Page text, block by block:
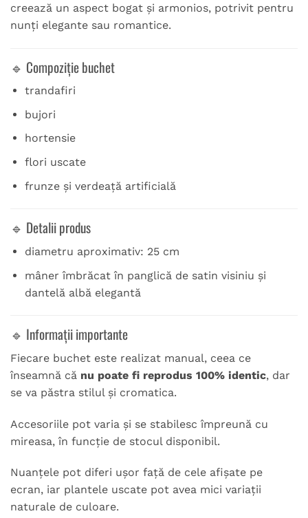
creează un aspect bogat și armonios, potrivit pentru
nunți elegante sau romantice.
🔹 Compoziție buchet
trandafiri
bujori
hortensie
flori uscate
frunze și verdeață artificială
🔹 Detalii produs
diametru aproximativ: 25 cm
mâner îmbrăcat în panglică de satin visiniu și
dantelă albă elegantă
🔹 Informații importante
Fiecare buchet este realizat manual, ceea ce
înseamnă că nu poate fi reprodus 100% identic, dar
se va păstra stilul și cromatica.
Accesoriile pot varia și se stabilesc împreună cu
mireasa, în funcție de stocul disponibil.
Nuanțele pot diferi ușor față de cele afișate pe
ecran, iar plantele uscate pot avea mici variații
naturale de culoare.